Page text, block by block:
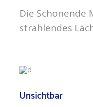
Die Schonende
strahlendes
Unsichtbar